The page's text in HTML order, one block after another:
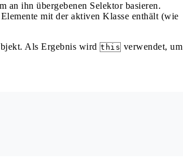
an ihn übergebenen Selektor basieren.
mit der aktiven Klasse enthält (wie
Als Ergebnis wird this verwendet, um